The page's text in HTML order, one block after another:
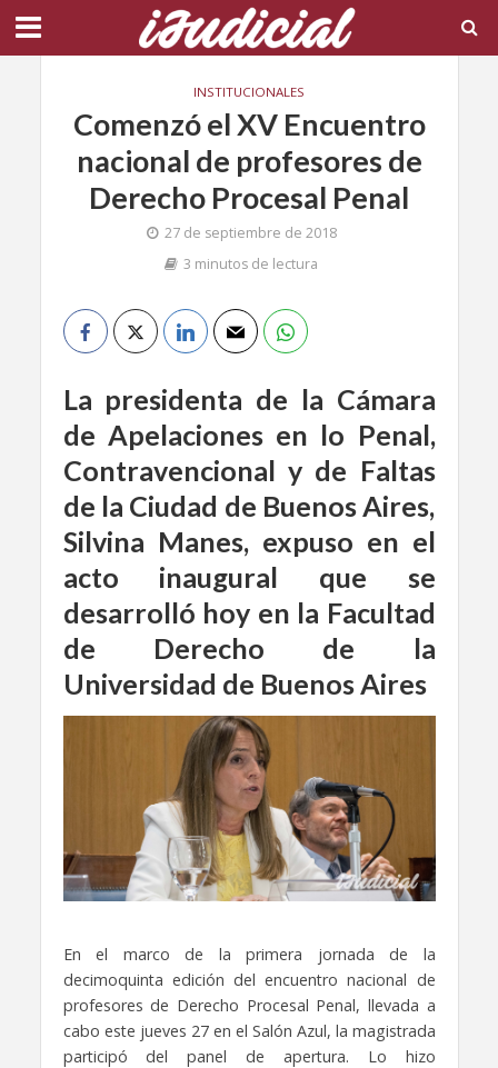
INSTITUCIONALES
Comenzó el XV Encuentro
nacional de profesores de
Derecho Procesal Penal
27 de septiembre de 2018
3 minutos de lectura
La presidenta de la Cámara
de Apelaciones en lo Penal,
Contravencional y de Faltas
de la Ciudad de Buenos Aires,
Silvina Manes, expuso en el
acto inaugural que se
desarrolló hoy en la Facultad
de Derecho de la
Universidad de Buenos Aires
En el marco de la primera jornada de la
decimoquinta edición del encuentro nacional de
profesores de Derecho Procesal Penal, llevada a
cabo este jueves 27 en el Salón Azul, la magistrada
participó del panel de apertura. Lo hizo